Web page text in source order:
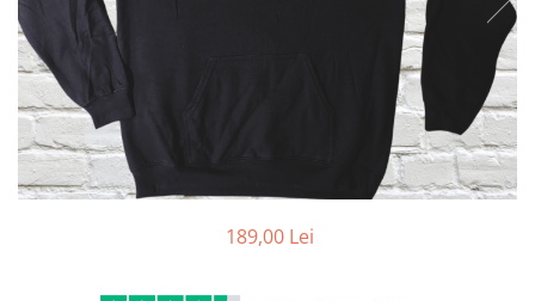
DemonSlayer
DragonBall
Evangelion
Fire Force
Haikyuu
HunterXHunter
189,00 Lei